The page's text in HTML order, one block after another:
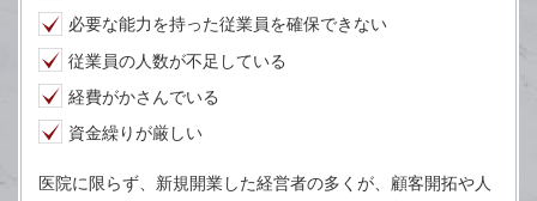
必要な能力を持った従業員を確保できない
従業員の人数が不足している
経費がかさんでいる
資金繰りが厳しい
医院に限らず、新規開業した経営者の多くが、顧客開拓や人